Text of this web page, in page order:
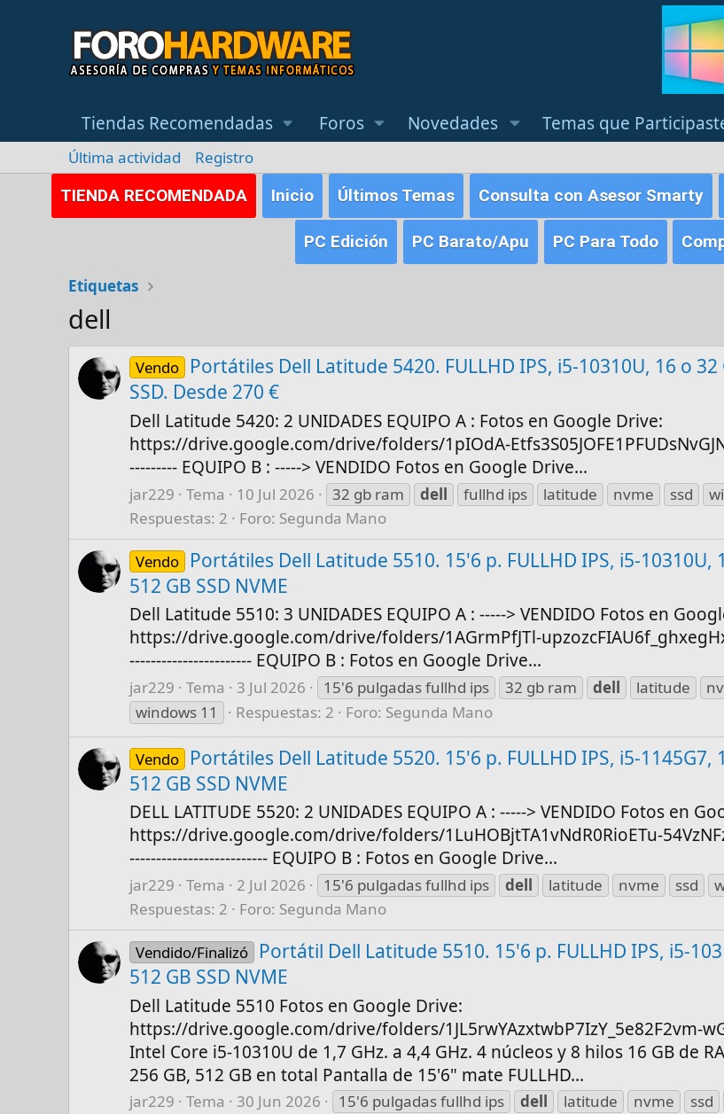
Tiendas Recomendadas Foros Novedades Temas que
Última actividad
Registro
TIENDA RECOMENDADA
Inicio Últimos Temas Consulta con Asesor Smarty
PC Edición PC Barato/Apu PC Para Todo
Etiquetas
dell
Vendo
Portátiles Dell Latitude 5420. FULLHD IPS, i5-10310U, 16 o 32
SSD. Desde 270 €
Dell Latitude 5420: 2 UNIDADES EQUIPO A : Fotos en Google Drive:
https://drive.google.com/drive/folders/1pIOdA-
--------- EQUIPO B : -----> VENDIDO Fotos en Google Drive...
jar229 Tema 10 Jul 2026 32 gb ram dell fullhd ips latitude nvme ssd
Respuestas: 2
Foro: Segunda Mano
Vendo
Portátiles Dell Latitude 5510. 15'6 p. FULLHD IPS, i5-10310U,
512 GB SSD NVME
Dell Latitude 5510: 3 UNIDADES EQUIPO A : -----> VENDIDO Fotos en
https://drive.google.com/drive/folders/1AGrmPfJTl-
----------------------- EQUIPO B : Fotos en Google Drive...
jar229 Tema 3 Jul 2026 15'6 pulgadas fullhd ips 32 gb ram dell latitude
windows 11
Respuestas: 2 Foro: Segunda Mano
Vendo
Portátiles Dell Latitude 5520. 15'6 p. FULLHD IPS, i5-1145G7,
512 GB SSD NVME
DELL LATITUDE 5520: 2 UNIDADES EQUIPO A : -----> VENDIDO Fotos en
https://drive.google.com/drive/folders/1LuHOBjtTA1vNdR0RioETu-
-------------------------- EQUIPO B : Fotos en Google Drive...
jar229 Tema 2 Jul 2026 15'6 pulgadas fullhd ips dell latitude nvme ssd
Respuestas: 2
Foro: Segunda Mano
Vendido/Finalizó
Portátil Dell Latitude 5510. 15'6 p. FULLHD IPS, i5-
512 GB SSD NVME
Dell Latitude 5510 Fotos en Google Drive:
https://drive.google.com/drive/folders/1JL5rwYAzxtwbP7IzY_5e82F2vm-
Intel Core i5-10310U de 1,7 GHz. a 4,4 GHz. 4 núcleos y 8 hilos 16 GB de
256 GB, 512 GB en total Pantalla de 15'6" mate FULLHD...
jar229 Tema 30 Jun 2026 15'6 pulgadas fullhd ips dell latitude nvme ssd